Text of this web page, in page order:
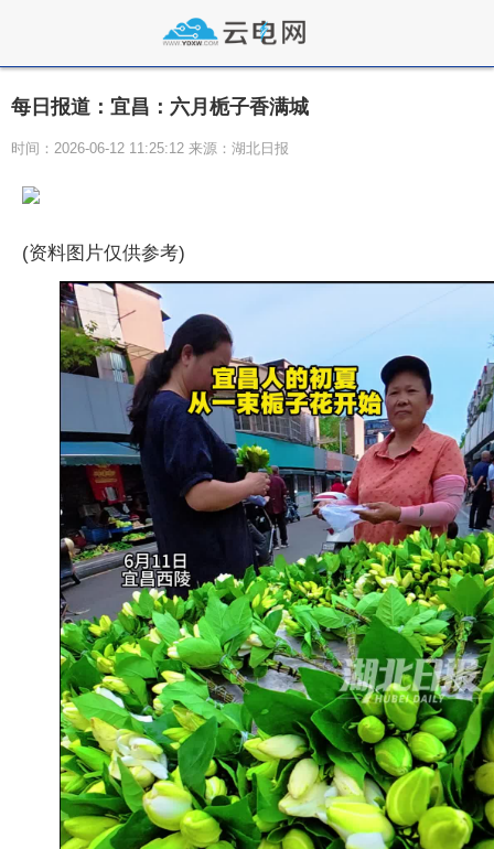
每日报道：宜昌：六月栀子香满城
时间：2026-06-12 11:25:12 来源：湖北日报
(资料图片仅供参考)